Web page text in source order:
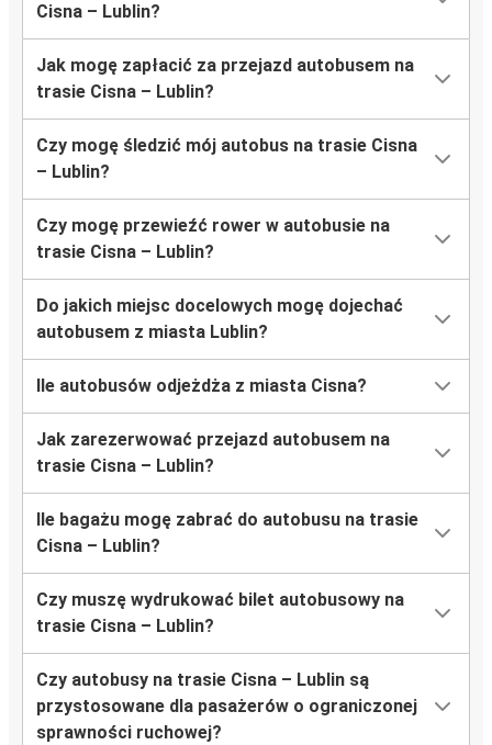
Cisna – Lublin?
Jak mogę zapłacić za przejazd autobusem na
trasie Cisna – Lublin?
Czy mogę śledzić mój autobus na trasie Cisna
– Lublin?
Czy mogę przewieźć rower w autobusie na
trasie Cisna – Lublin?
Do jakich miejsc docelowych mogę dojechać
autobusem z miasta Lublin?
Ile autobusów odjeżdża z miasta Cisna?
Jak zarezerwować przejazd autobusem na
trasie Cisna – Lublin?
Ile bagażu mogę zabrać do autobusu na trasie
Cisna – Lublin?
Czy muszę wydrukować bilet autobusowy na
trasie Cisna – Lublin?
Czy autobusy na trasie Cisna – Lublin są
przystosowane dla pasażerów o ograniczonej
sprawności ruchowej?